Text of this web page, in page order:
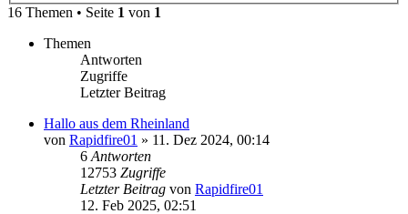
16 Themen • Seite 1 von 1
Themen
Antworten
Zugriffe
Letzter Beitrag
Hallo aus dem Rheinland
von Rapidfire01 » 11. Dez 2024, 00:14
6 Antworten
12753 Zugriffe
Letzter Beitrag von Rapidfire01
12. Feb 2025, 02:51